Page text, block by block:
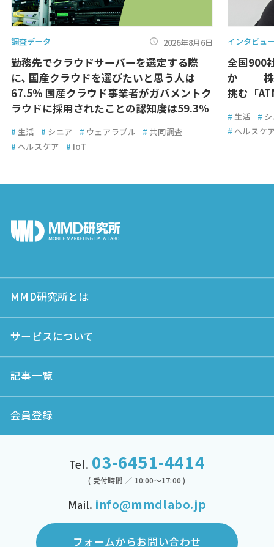
調査データ 2026年8月6日
勤務先でクラウドサーバーを選定する際
に､ 国産クラウドを選びたいと思う人は
67.5％ 国産クラウド事業者がガバメントク
ラウドに採用されたことの認知度は59.3％
# 生活 # シニア # ウェアラブル # 共同調査
# ヘルスケア # IoT
インタビュ
全国900
か ── 株
挑む「
# 生活 #
# ヘルスケ
MMD研究所とは
サービスについて
記事一覧
会員登録
Tel. 03-6451-4414
( 受付時間 ／ 10:00～17:00 )
Mail. info@mmdlabo.jp
フォームからお問い合わせ